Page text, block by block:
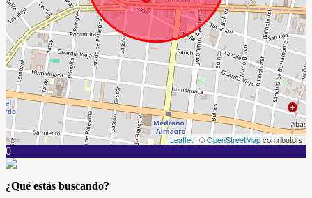
Leaflet | ©OpenStreetMapcontributors
0
¿Qué estás buscando?